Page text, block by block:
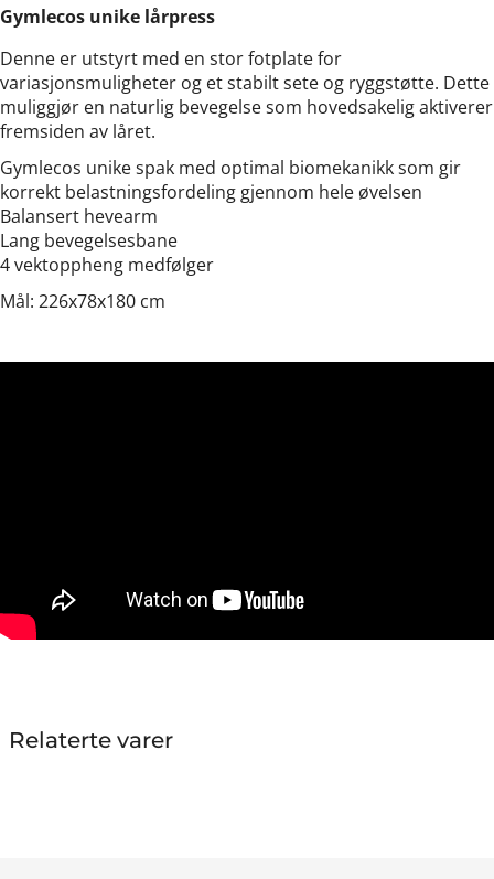
Gymlecos unike lårpress
Denne er utstyrt med en stor fotplate for
variasjonsmuligheter og et stabilt sete og ryggstøtte. Dette
muliggjør en naturlig bevegelse som hovedsakelig aktiverer
fremsiden av låret.
Gymlecos unike spak med optimal biomekanikk som gir
korrekt belastningsfordeling gjennom hele øvelsen
Balansert hevearm
Lang bevegelsesbane
4 vektoppheng medfølger
Mål: 226x78x180 cm
Relaterte varer